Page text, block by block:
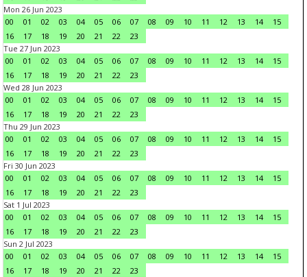
Mon 26 Jun 2023
00
01 02 03 04 05 06 07 08 09 10 11 12 13 14
15
16
17 18 19 20 21 22
23
Tue 27 Jun 2023
00
01 02 03 04 05 06 07 08 09 10 11 12 13 14
15
16
17 18 19 20 21 22
23
Wed 28 Jun 2023
00
01 02 03 04 05 06 07 08 09 10 11 12 13 14
15
16
17 18 19 20 21 22
23
Thu 29 Jun 2023
00
01 02 03 04 05 06 07 08 09 10 11 12 13 14
15
16
17 18 19 20 21 22
23
Fri 30 Jun 2023
00
01 02 03 04 05 06 07 08 09 10 11 12 13 14
15
16
17 18 19 20 21 22
23
Sat 1 Jul 2023
00
01 02 03 04 05 06 07 08 09 10 11 12 13 14
15
16
17 18 19 20 21 22
23
Sun 2 Jul 2023
00
01 02 03 04 05 06 07 08 09 10 11 12 13 14
15
16
17 18 19 20 21 22
23